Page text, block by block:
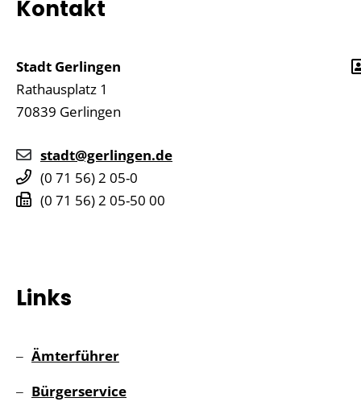
Kontakt
Stadt Gerlingen
Rathausplatz 1
70839 Gerlingen
stadt@gerlingen.de
(0 71 56) 2 05-0
(0 71 56) 2 05-50 00
Links
Ämterführer
Bürgerservice